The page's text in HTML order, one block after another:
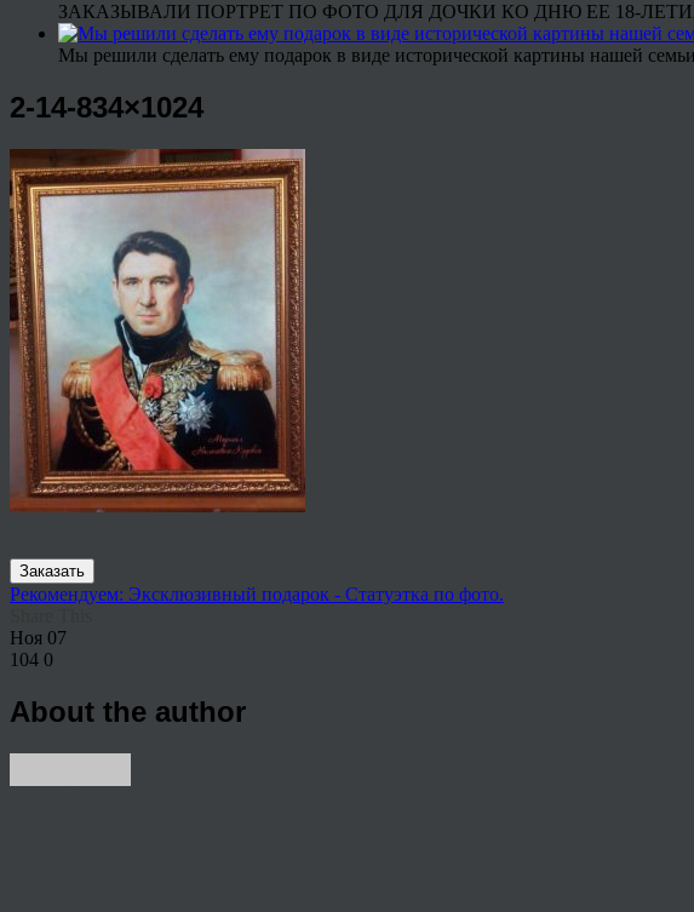
ЗАКАЗЫВАЛИ ПОРТРЕТ ПО ФОТО ДЛЯ ДОЧКИ КО ДНЮ ЕЕ 18-
Мы решили сделать ему подарок в виде исторической картины нашей
2-14-834×1024
Заказать
Рекомендуем: Эксклюзивный подарок - Статуэтка по фото.
Ноя 07
104 0
About the author